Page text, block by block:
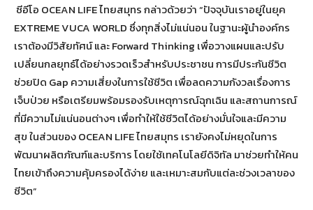
ซีอีโอ OCEAN LIFE ไทยสมุทร กล่าวด้วยว่า “ปัจจุบันเราอยู่ในยุค
EXTREME VUCA WORLD ซึ่งทุกสิ่งไม่แน่นอน ในฐานะผู้นำองค์กร
เราต้องมีวิสัยทัศน์ และ Forward Thinking เพื่อวางแผนและปรับ
เปลี่ยนกลยุทธ์ได้อย่างรวดเร็วสำหรับประชาชน การมีประกันชีวิต
ช่วยปิด Gap ความเสี่ยงในการใช้ชีวิต เพื่อลดความกังวลเรื่องการ
เจ็บป่วย หรือเตรียมพร้อมรองรับเหตุการณ์ฉุกเฉิน และสถานการณ์
ที่มีความไม่แน่นอนต่างๆ เพื่อทำให้ใช้ชีวิตได้อย่างมั่นใจและมีความ
สุข ในส่วนของ OCEAN LIFE ไทยสมุทร เรายังคงไม่หยุดในการ
พัฒนาผลิตภัณฑ์และบริการ โดยใช้เทคโนโลยีดิจิทัล มาช่วยทำให้คน
ไทยเข้าถึงความคุ้มครองได้ง่าย และเหมาะสมกับแต่ละช่วงเวลาของ
ชีวิต”